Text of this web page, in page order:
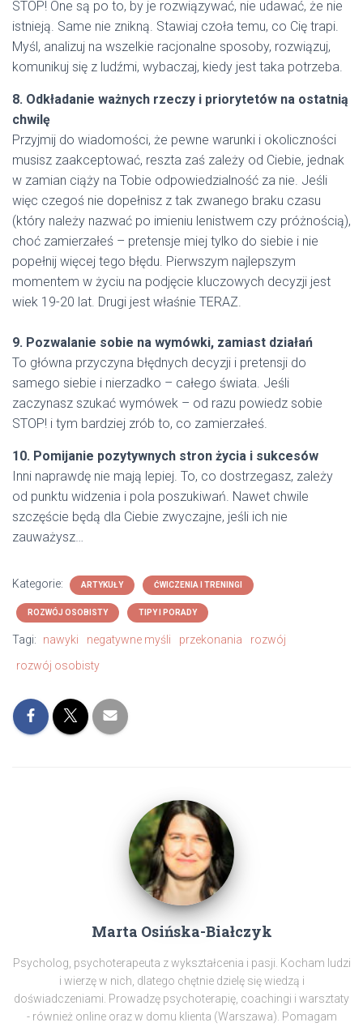
STOP! One są po to, by je rozwiązywać, nie udawać, że nie
istnieją. Same nie znikną. Stawiaj czoła temu, co Cię trapi.
Myśl, analizuj na wszelkie racjonalne sposoby, rozwiązuj,
komunikuj się z ludźmi, wybaczaj, kiedy jest taka potrzeba.
8. Odkładanie ważnych rzeczy i priorytetów na ostatnią
chwilę
Przyjmij do wiadomości, że pewne warunki i okoliczności
musisz zaakceptować, reszta zaś zależy od Ciebie, jednak
w zamian ciąży na Tobie odpowiedzialność za nie. Jeśli
więc czegoś nie dopełnisz z tak zwanego braku czasu
(który należy nazwać po imieniu lenistwem czy próżnością),
choć zamierzałeś – pretensje miej tylko do siebie i nie
popełnij więcej tego błędu. Pierwszym najlepszym
momentem w życiu na podjęcie kluczowych decyzji jest
wiek 19-20 lat. Drugi jest właśnie TERAZ.
9. Pozwalanie sobie na wymówki, zamiast działań
To główna przyczyna błędnych decyzji i pretensji do
samego siebie i nierzadko – całego świata. Jeśli
zaczynasz szukać wymówek – od razu powiedz sobie
STOP! i tym bardziej zrób to, co zamierzałeś.
10. Pomijanie pozytywnych stron życia i sukcesów
Inni naprawdę nie mają lepiej. To, co dostrzegasz, zależy
od punktu widzenia i pola poszukiwań. Nawet chwile
szczęście będą dla Ciebie zwyczajne, jeśli ich nie
zauważysz…
Kategorie: ARTYKUŁY ĆWICZENIA I TRENINGI
ROZWÓJ OSOBISTY TIPY I PORADY
Tagi: nawyki negatywne myśli przekonania
rozwój
rozwój osobisty
Marta Osińska-Białczyk
Psycholog, psychoterapeuta z wykształcenia i pasji. Kocham ludzi
i wierzę w nich, dlatego chętnie dzielę się wiedzą i
doświadczeniami. Prowadzę psychoterapię, coachingi i warsztaty
- również online oraz w domu klienta (Warszawa). Pomagam